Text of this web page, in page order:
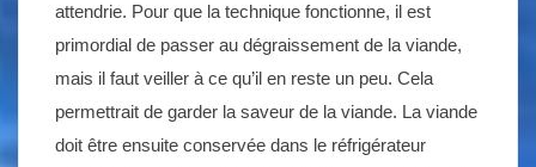
attendrie. Pour que la technique fonctionne, il est
primordial de passer au dégraissement de la viande,
mais il faut veiller à ce qu’il en reste un peu. Cela
permettrait de garder la saveur de la viande. La viande
doit être ensuite conservée dans le réfrigérateur